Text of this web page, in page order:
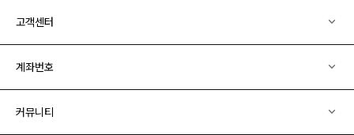
고객센터
계좌번호
커뮤니티